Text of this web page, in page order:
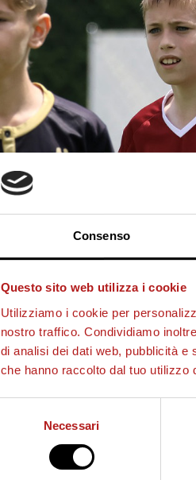
Consenso
Questo sito web utilizza i cookie
Utilizziamo i cookie per
nostro traffico. Condividiamo
di analisi dei dati web, pubblicità e
che hanno raccolto dal tuo utilizzo
Necessari